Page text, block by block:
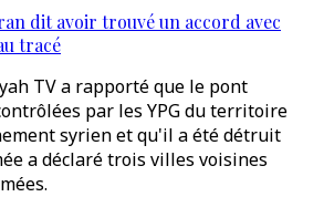
dit avoir trouvé un accord avec
tracé
TV a rapporté que le pont
par les YPG du territoire
syrien et qu'il a été détruit
a déclaré trois villes voisines